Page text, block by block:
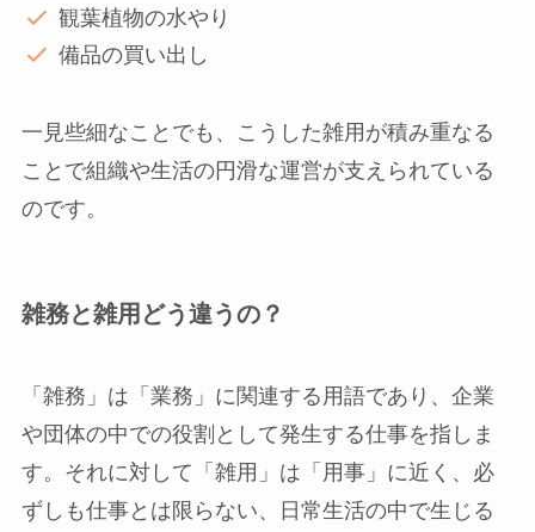
観葉植物の水やり
備品の買い出し
一見些細なことでも、こうした雑用が積み重なる
ことで組織や生活の円滑な運営が支えられている
のです。
雑務と雑用どう違うの？
「雑務」は「業務」に関連する用語であり、企業
や団体の中での役割として発生する仕事を指しま
す。それに対して「雑用」は「用事」に近く、必
ずしも仕事とは限らない、日常生活の中で生じる